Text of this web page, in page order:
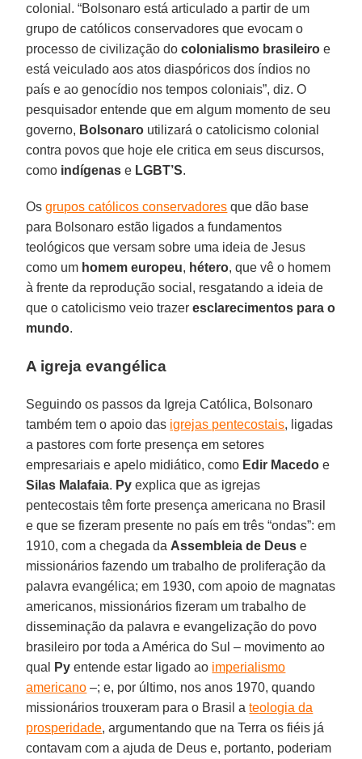
colonial. “Bolsonaro está articulado a partir de um
grupo de católicos conservadores que evocam o
processo de civilização docolonialismo brasileiro e
está veiculado aos atos diaspóricos dos índios no
país e ao genocídio nos tempos coloniais”, diz. O
pesquisador entende que em algum momento de seu
governo, Bolsonaro utilizará o catolicismo colonial
contra povos que hoje ele critica em seus discursos,
como indígenas e LGBT’S.
Osgrupos católicos conservadores que dão base
para Bolsonaro estão ligados a fundamentos
teológicos que versam sobre uma ideia de Jesus
como um homem europeu, hétero, que vê o homem
à frente da reprodução social, resgatando a ideia de
que o catolicismo veio trazeresclarecimentos para o
mundo.
A igreja evangélica
Seguindo os passos da Igreja Católica, Bolsonaro
também tem o apoio das igrejas pentecostais, ligadas
a pastores com forte presença em setores
empresariais e apelo midiático, como Edir Macedo e
Silas Malafaia. Py explica que as igrejas
pentecostais têm forte presença americana no Brasil
e que se fizeram presente no país em três “ondas”: em
1910, com a chegada da Assembleia de Deus e
missionários fazendo um trabalho de proliferação da
palavra evangélica; em 1930, com apoio de magnatas
americanos, missionários fizeram um trabalho de
disseminação da palavra e evangelização do povo
brasileiro por toda a América do Sul – movimento ao
qual
Py entende estar ligado ao imperialismo
americano –; e, por último, nos anos 1970, quando
missionários trouxeram para o Brasil ateologia da
prosperidade, argumentando que na Terra os fiéis já
contavam com a ajuda de Deus e, portanto, poderiam